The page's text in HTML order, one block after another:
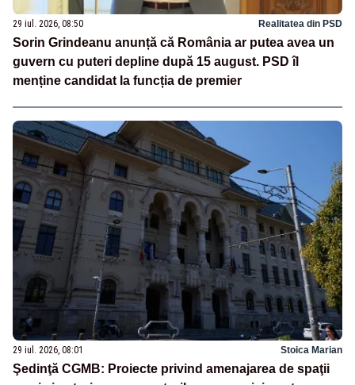
29 iul. 2026, 08:50 Realitatea din PSD
Sorin Grindeanu anunță că România ar putea avea un
guvern cu puteri depline după 15 august. PSD îl
menține candidat la funcția de premier
29 iul. 2026, 08:01 Stoica Marian
Şedinţă CGMB: Proiecte privind amenajarea de spaţii